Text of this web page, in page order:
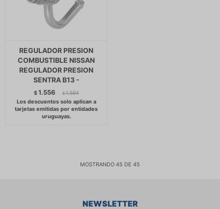
REGULADOR PRESION
COMBUSTIBLE NISSAN
REGULADOR PRESION
SENTRA B13 -
$1.556 $ 1.594
MOSTRANDO 45 DE 45
NEWSLETTER